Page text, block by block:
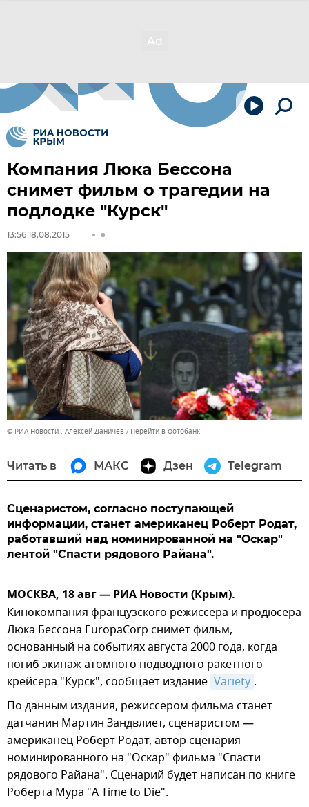
Компания Люка Бессона
снимет фильм о трагедии на
подлодке "Курск"
13:56 18.08.2015
© РИА Новости . Алексей Даничев Перейти в фотобанк
Читать в МАКС Дзен Telegram
Сценаристом, согласно поступающей
информации, станет американец Роберт Родат,
работавший над номинированной на "Оскар"
лентой "Спасти рядового Райана".
МОСКВА, 18 авг — РИА Новости (Крым).
Кинокомпания французского режиссера и продюсера
Люка Бессона EuropaCorp снимет фильм,
основанный на событиях августа 2000 года, когда
погиб экипаж атомного подводного ракетного
крейсера "Курск", сообщает издание Variety .
По данным издания, режиссером фильма станет
датчанин Мартин Зандвлиет, сценаристом —
американец Роберт Родат, автор сценария
номинированного на "Оскар" фильма "Спасти
рядового Райана". Сценарий будет написан по книге
Роберта Мура "A Time to Die".